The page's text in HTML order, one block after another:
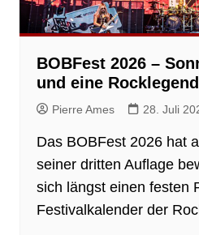
BOBFest 2026 –
und eine
Pierre Ames 28. Juli
Das BOBFest 2026 hat
seiner dritten Auflage
sich längst einen festen
Festivalkalender der